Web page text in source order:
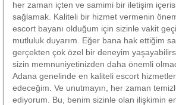
her zaman içten ve samimi bir iletişim
sağlamak. Kaliteli bir hizmet vermenin
escort bayanı olduğum için sizinle vakit
mutluluk duyarım. Eğer bana hak ettiğim
gerçekten çok özel bir deneyim
sizin memnuniyetinizden daha önemli
Adana genelinde en kaliteli escort
edeceğim. Ve unutmayın, her zaman
ediyorum. Bu, benim sizinle olan ilişkimin